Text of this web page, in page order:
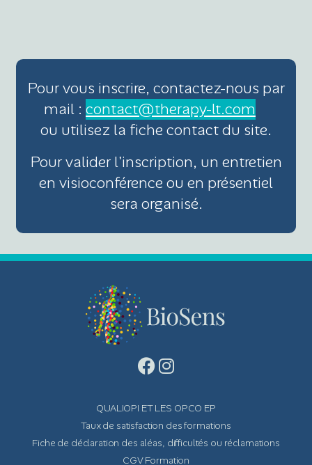
Pour vous inscrire, contactez-nous par
mail : contact@therapy-lt.com
ou utilisez la fiche contact du site.
Pour valider l'inscription, un entretien
en visioconférence ou en présentiel
sera organisé.
QUALIOPI ET LES OPCO EP
Taux de satisfaction des formations
Fiche de déclaration des aléas, difficultés ou réclamations
CGV Formation